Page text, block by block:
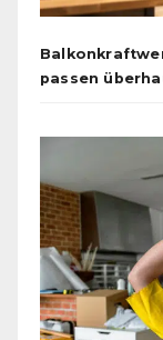
passen